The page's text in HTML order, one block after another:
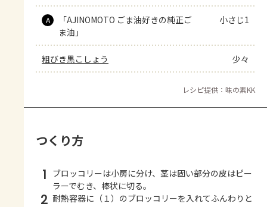
A
「AJINOMOTO ごま油好きの純正ご
ま油」
小さじ1
粗びき黒こしょう 少々
レシピ提供：味の素KK
つくり方
1 ブロッコリーは小房に分け、茎は固い部分の皮はピー
ラーでむき、棒状に切る。
2 耐熱容器に（１）のブロッコリーを入れてふんわりと